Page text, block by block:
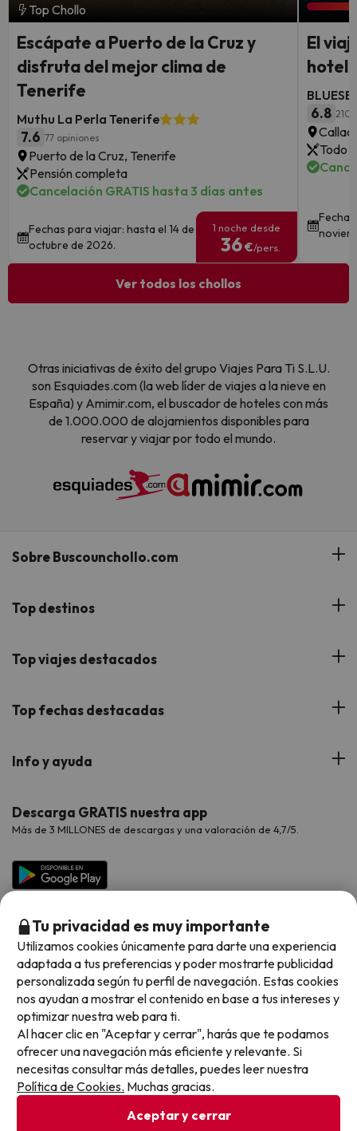
Top Chollo
Escápate a Puerto de la Cruz y
disfruta del mejor clima de
Tenerife
Muthu La Perla Tenerife
7.6 77 opiniones
Puerto de la Cruz, Tenerife
Pensión completa
Cancelación GRATIS hasta 3 días antes
Fechas para viajar: hasta el 14 de
octubre de 2026.
1 noche desde
36€/pers.
El
hotel
6.8 210
Todo
Ver todos los chollos
Otras iniciativas de éxito del grupo Viajes Para Ti S.L.U.
son Esquiades.com (la web líder de viajes a la nieve en
España) y Amimir.com, el buscador de hoteles con más
de 1.000.000 de alojamientos disponibles para
reservar y viajar por todo el mundo.
Sobre Buscounchollo.com
¿Quiénes somos?
Buscounchollo en los medios
Proveedores
Viajes para grupos
Top destinos
Hoteles Andalucía
Hoteles Cataluña
Hoteles Galicia
Hoteles Salou
Top viajes destacados
Viajes con Niños
Viajes de Novios
Chollos con Todo Incluido
Chollos en la playa
Hoteles con toboganes
Selección de la Newsletter
Los favoritos de nuestros clientes
Top fechas destacadas
Verano
Vacaciones en Agosto
Vacaciones en Octubre
Vacaciones en Noviembre
Info y ayuda
Contáctanos
Preguntas frecuentes
Descarga GRATIS nuestra app
Más de 3 MILLONES de descargas y una valoración de 4,7/5.
Métodos de pago disponibles
Condiciones generales
Tu privacidad es muy importante
Utilizamos cookies únicamente para darte una experiencia
adaptada a tus preferencias y poder mostrarte publicidad
personalizada según tu perfil de navegación. Estas cookies
nos ayudan a mostrar el contenido en base a tus intereses y
optimizar nuestra web para ti.
Al hacer clic en "Aceptar y cerrar", harás que te podamos
ofrecer una navegación más eficiente y relevante. Si
necesitas consultar más detalles, puedes leer nuestra
Política de Cookies. Muchas gracias.
Aceptar y cerrar